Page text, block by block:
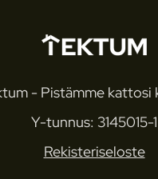
- Pistämme kattosi
Y-tunnus: 3145015-1
Rekisteriseloste